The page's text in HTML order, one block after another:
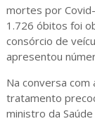
mortes por
1.726 óbitos foi
consórcio de
apresentou
Na conversa
tratamento
ministro da